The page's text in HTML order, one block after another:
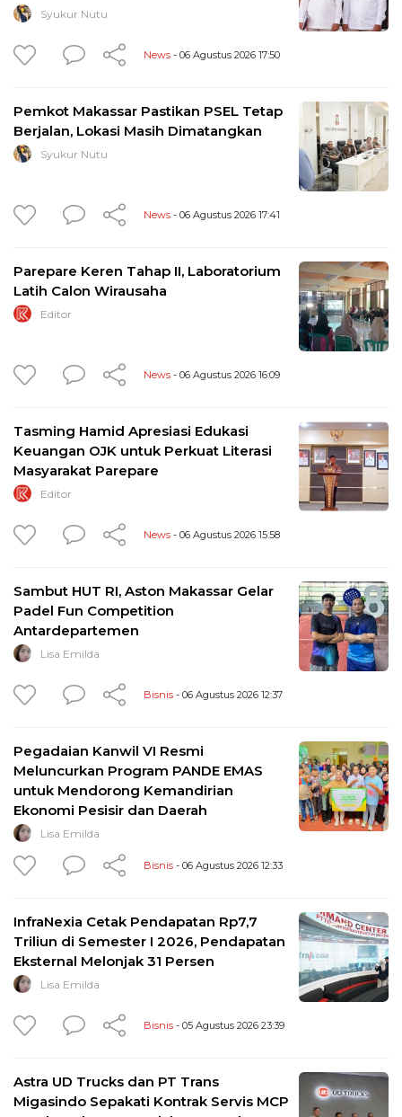
Syukur Nutu
News - 06 Agustus 2026 17:50
Pemkot Makassar Pastikan PSEL Tetap
Berjalan, Lokasi Masih Dimatangkan
Syukur Nutu
News - 06 Agustus 2026 17:41
Parepare Keren Tahap II, Laboratorium
Latih Calon Wirausaha
Editor
News - 06 Agustus 2026 16:09
Tasming Hamid Apresiasi Edukasi
Keuangan OJK untuk Perkuat Literasi
Masyarakat Parepare
Editor
News - 06 Agustus 2026 15:58
Sambut HUT RI, Aston Makassar Gelar
Padel Fun Competition
Antardepartemen
Lisa Emilda
Bisnis - 06 Agustus 2026 12:37
Pegadaian Kanwil VI Resmi
Meluncurkan Program PANDE EMAS
untuk Mendorong Kemandirian
Ekonomi Pesisir dan Daerah
Lisa Emilda
Bisnis - 06 Agustus 2026 12:33
InfraNexia Cetak Pendapatan Rp7,7
Triliun di Semester I 2026, Pendapatan
Eksternal Melonjak 31 Persen
Lisa Emilda
Bisnis - 05 Agustus 2026 23:39
Astra UD Trucks dan PT Trans
Migasindo Sepakati Kontrak Servis MCP